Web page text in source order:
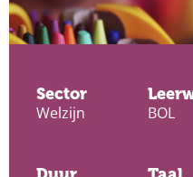
Sector
Welzijn BOL